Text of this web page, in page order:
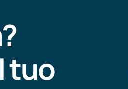
tuo